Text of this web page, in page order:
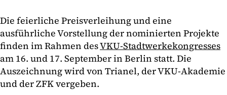
Die feierliche Preisverleihung und eine
ausführliche Vorstellung der nominierten Projekte
finden im Rahmen desVKU-Stadtwerkekongresses
am 16. und 17. September in Berlin statt. Die
Auszeichnung wird von Trianel, der VKU-Akademie
und der ZFK vergeben.